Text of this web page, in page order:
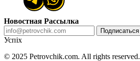
Новостная Рассылка
Подписаться
Успіх
© 2025 Petrovchik.com. All rights reserved.